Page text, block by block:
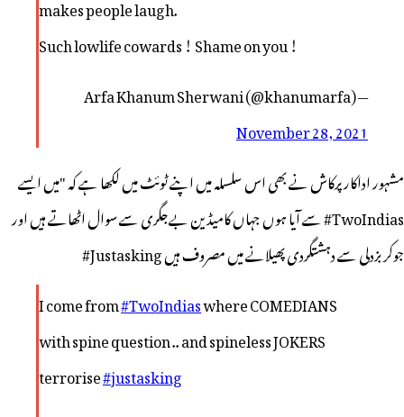
Such lowlife cowards ! Shame on you !
— Arfa Khanum Sherwani (@khanumarfa)
November 28, 2021
مشہور اداکار پرکاش نے بھی اس سلسلہ میں اپنے ٹوئٹ میں لکھا ہے کہ "میں ایسے
TwoIndias# سے آیا ہوں جہاں کامیڈین بےجگری سے سوال اٹھاتے ہیں اور
جوکر بزدلی سے دہشتگردی پھیلانے میں مصروف ہیں Justasking#
I come from#TwoIndiaswhere COMEDIANS
with spine question .. and spineless JOKERS
terrorise#justasking